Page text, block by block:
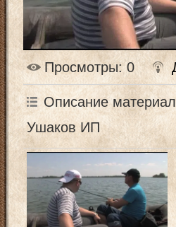
Просмотры: 0
Описание
Ушаков ИП